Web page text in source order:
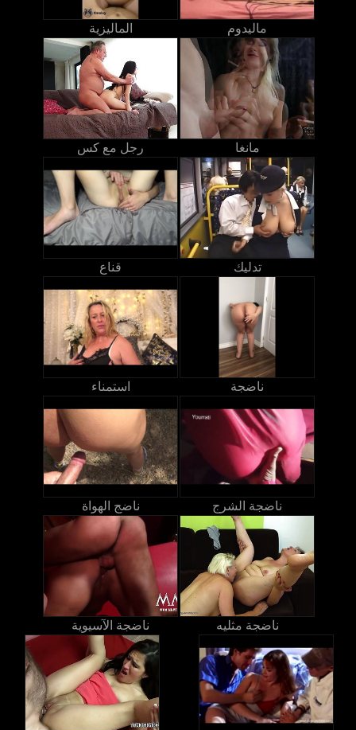
الماليزية ماليدوم
رجل مع كس مانغا
قناع تدليك
استمناء ناضجة
ناضج الهواة ناضجة الشرج
ناضجة الآسيوية ناضجة مثليه